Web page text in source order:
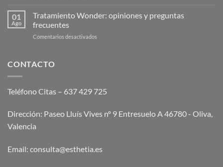
Guía
es
la
01
Ago
Tratamiento Wonder: opiniones y preguntas
frecuentes
Comentarios desactivados
CONTACTO
Teléfono Citas – 637 429 725
Dirección: Paseo Lluís Vives nº 9 Entresuelo A 46780 - Oliva,
Valencia
Email: consulta@esthetia.es